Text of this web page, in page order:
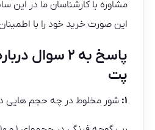
مشاوره با کارشناسان ما در این
این صورت خرید خود را با
پاسخ به ۲
پت
۱: شور مخلوط در چه حجم هایی